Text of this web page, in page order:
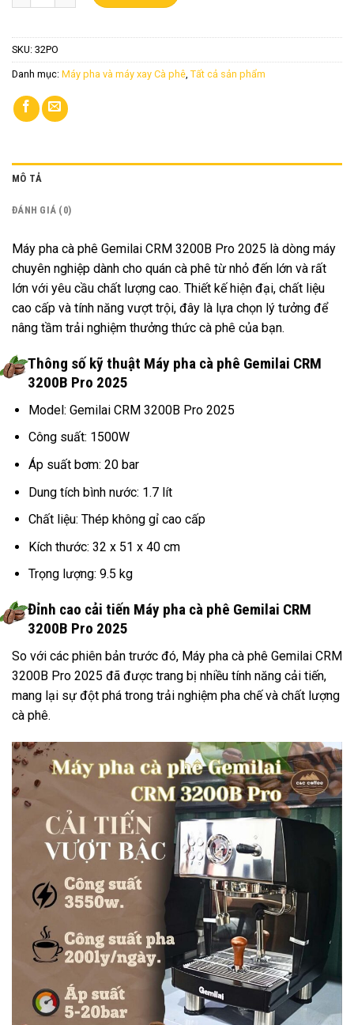
SKU: 32PO
Danh mục: Máy pha và máy xay Cà phê Tất cả sản phẩm
MÔ TẢ
ĐÁNH GIÁ (0)
Máy pha cà phê Gemilai CRM 3200B Pro 2025 là dòng máy
chuyên nghiệp dành cho quán cà phê từ nhỏ đến lớn và rất
lớn với yêu cầu chất lượng cao. Thiết kế hiện đại, chất liệu
cao cấp và tính năng vượt trội, đây là lựa chọn lý tưởng để
nâng tầm trải nghiệm thưởng thức cà phê của bạn.
Thông số kỹ thuật Máy pha cà phê Gemilai CRM
3200B Pro 2025
Model: Gemilai CRM 3200B Pro 2025
Công suất: 1500W
Áp suất bơm: 20 bar
Dung tích bình nước: 1.7 lít
Chất liệu: Thép không gỉ cao cấp
Kích thước: 32 x 51 x 40 cm
Trọng lượng: 9.5 kg
Đỉnh cao cải tiến Máy pha cà phê Gemilai CRM
3200B Pro 2025
So với các phiên bản trước đó, Máy pha cà phê Gemilai CRM
3200B Pro 2025 đã được trang bị nhiều tính năng cải tiến,
mang lại sự đột phá trong trải nghiệm pha chế và chất lượng
cà phê.